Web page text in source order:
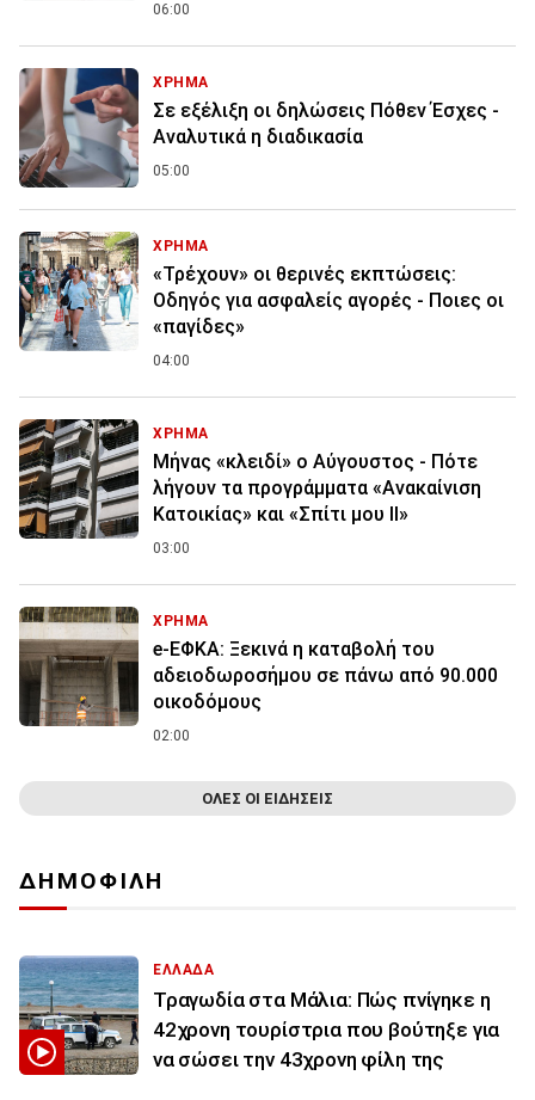
06:00
ΧΡΗΜΑ
Σε εξέλιξη οι δηλώσεις Πόθεν Έσχες -
Αναλυτικά η διαδικασία
05:00
ΧΡΗΜΑ
«Τρέχουν» οι θερινές εκπτώσεις:
Οδηγός για ασφαλείς αγορές - Ποιες οι
«παγίδες»
04:00
ΧΡΗΜΑ
Μήνας «κλειδί» ο Αύγουστος - Πότε
λήγουν τα προγράμματα «Ανακαίνιση
Κατοικίας» και «Σπίτι μου ΙΙ»
03:00
ΧΡΗΜΑ
e-ΕΦΚΑ: Ξεκινά η καταβολή του
αδειοδωροσήμου σε πάνω από 90.000
οικοδόμους
02:00
ΟΛΕΣ ΟΙ ΕΙΔΗΣΕΙΣ
ΔΗΜΟΦΙΛΗ
ΕΛΛΑΔΑ
Τραγωδία στα Μάλια: Πώς πνίγηκε η
42χρονη τουρίστρια που βούτηξε για
να σώσει την 43χρονη φίλη της